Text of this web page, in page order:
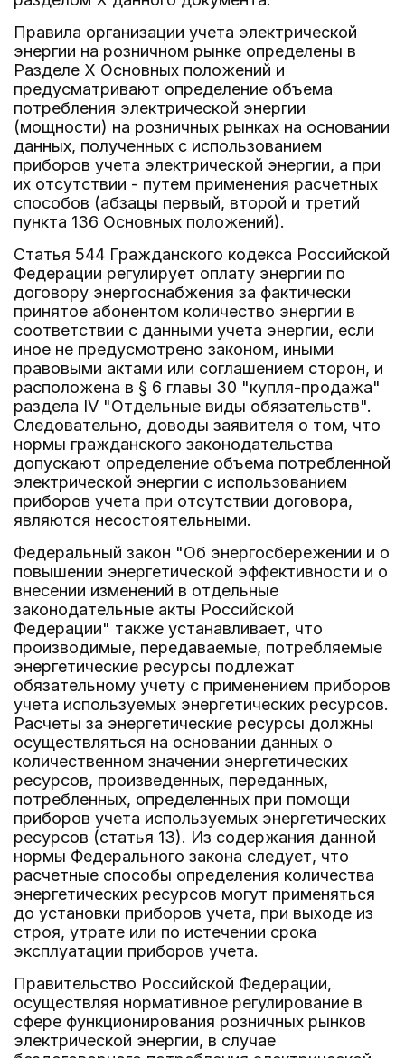
Правила организации учета электрической
энергии на розничном рынке определены в
Разделе X Основных положений и
предусматривают определение объема
потребления электрической энергии
(мощности) на розничных рынках на основании
данных, полученных с использованием
приборов учета электрической энергии, а при
их отсутствии - путем применения расчетных
способов (абзацы первый, второй и третий
пункта 136 Основных положений).
Статья 544 Гражданского кодекса Российской
Федерации регулирует оплату энергии по
договору энергоснабжения за фактически
принятое абонентом количество энергии в
соответствии с данными учета энергии, если
иное не предусмотрено законом, иными
правовыми актами или соглашением сторон, и
расположена в § 6 главы 30 "купля-продажа"
раздела IV "Отдельные виды обязательств".
Следовательно, доводы заявителя о том, что
нормы гражданского законодательства
допускают определение объема потребленной
электрической энергии с использованием
приборов учета при отсутствии договора,
являются несостоятельными.
Федеральный закон "Об энергосбережении и о
повышении энергетической эффективности и о
внесении изменений в отдельные
законодательные акты Российской
Федерации" также устанавливает, что
производимые, передаваемые, потребляемые
энергетические ресурсы подлежат
обязательному учету с применением приборов
учета используемых энергетических ресурсов.
Расчеты за энергетические ресурсы должны
осуществляться на основании данных о
количественном значении энергетических
ресурсов, произведенных, переданных,
потребленных, определенных при помощи
приборов учета используемых энергетических
ресурсов (статья 13). Из содержания данной
нормы Федерального закона следует, что
расчетные способы определения количества
энергетических ресурсов могут применяться
до установки приборов учета, при выходе из
строя, утрате или по истечении срока
эксплуатации приборов учета.
Правительство Российской Федерации,
осуществляя нормативное регулирование в
сфере функционирования розничных рынков
электрической энергии, в случае